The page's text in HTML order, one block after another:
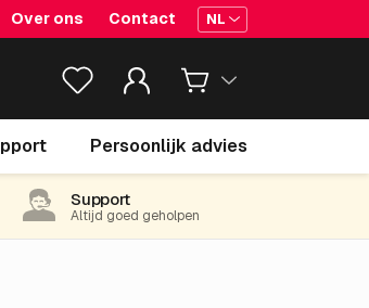
Over ons Contact NL
Persoonlijk advies
Support
Altijd goed geholpen